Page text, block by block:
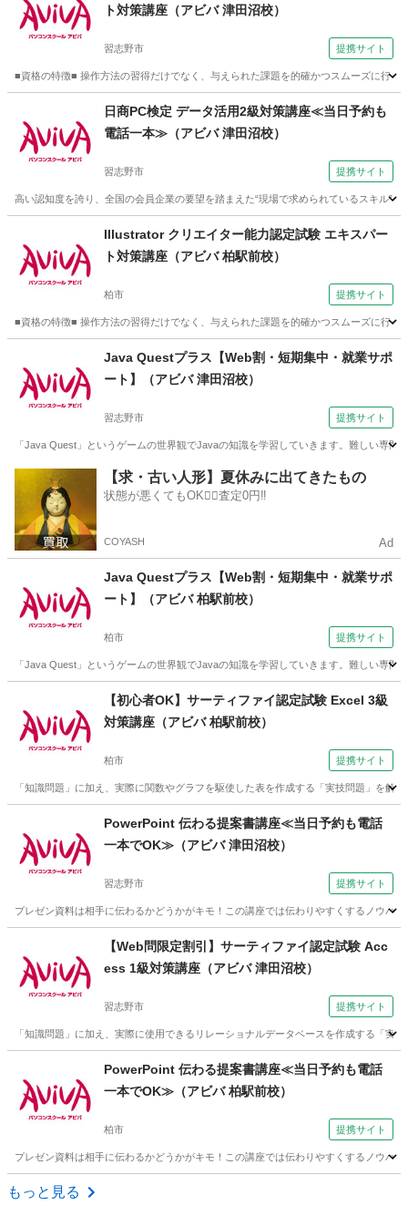
ト対策講座（アビバ 津田沼校）
習志野市 提携サイト
■資格の特徴■ 操作方法の習得だけでなく、与えられた課題を的確かつスムーズに行
その他
日商PC検定 データ活用2級対策講座≪当日予約も
電話一本≫（アビバ 津田沼校）
習志野市 提携サイト
高い認知度を誇り、全国の会員企業の要望を踏まえた“現場で求められているスキル”
Illustrator クリエイター能力認定試験 エキスパー
ト対策講座（アビバ 柏駅前校）
柏市 提携サイト
■資格の特徴■ 操作方法の習得だけでなく、与えられた課題を的確かつスムーズに行
Java Questプラス【Web割・短期集中・就業サポ
ート】（アビバ 津田沼校）
習志野市 提携サイト
「Java Quest」というゲームの世界観でJavaの知識を学習していきます。難しい専
その他
【求・古い人形】夏休みに出てきたもの
状態が悪くてもOK🙆‍♀️査定0円‼️
COYASH Ad
Java Questプラス【Web割・短期集中・就業サポ
ート】（アビバ 柏駅前校）
柏市 提携サイト
「Java Quest」というゲームの世界観でJavaの知識を学習していきます。難しい専
その他
【初心者OK】サーティファイ認定試験 Excel 3級
対策講座（アビバ 柏駅前校）
柏市 提携サイト
「知識問題」に加え、実際に関数やグラフを駆使した表を作成する「実技問題」を解
PowerPoint 伝わる提案書講座≪当日予約も電話
一本でOK≫（アビバ 津田沼校）
習志野市 提携サイト
プレゼン資料は相手に伝わるかどうかがキモ！この講座では伝わりやすくするノウハ
その他
【Web問限定割引】サーティファイ認定試験 Acc
ess 1級対策講座（アビバ 津田沼校）
習志野市 提携サイト
「知識問題」に加え、実際に使用できるリレーショナルデータベースを作成する「
PowerPoint 伝わる提案書講座≪当日予約も電話
一本でOK≫（アビバ 柏駅前校）
柏市 提携サイト
プレゼン資料は相手に伝わるかどうかがキモ！この講座では伝わりやすくするノウハ
千葉 柏市
もっと見る